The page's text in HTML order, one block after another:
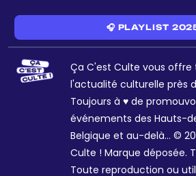
🎧 PLAYLIST
Ça C'est Culte vous offre
l'actualité culturelle près
Toujours à ♥ de
événements des Hauts-
Belgique et au-delà... ©
Culte ! Marque déposée.
Toute reproduction ou